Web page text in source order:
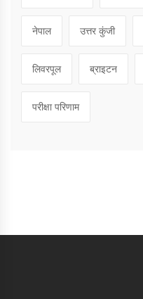
नेपाल उत्तर कुंजी
लिवरपूल ब्राइटन
परीक्षा परिणाम